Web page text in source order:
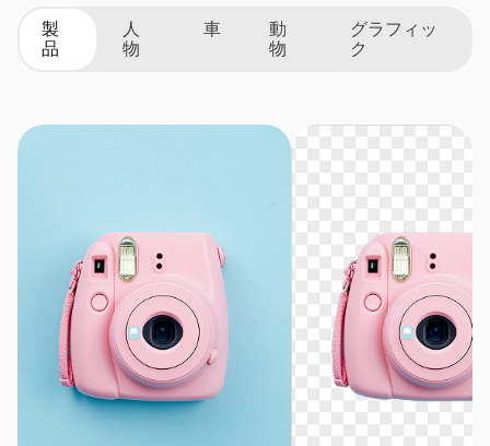
製
品
人
物
車 動
物
グラフィッ
ク